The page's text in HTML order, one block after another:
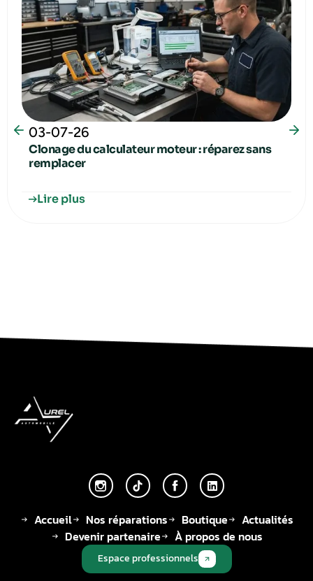
03-07-26
Clonage du calculateur moteur : réparez sans
remplacer
Lire plus
Accueil Nos réparations Boutique
Actualités
Devenir partenaire
À propos de nous
Espace professionnels